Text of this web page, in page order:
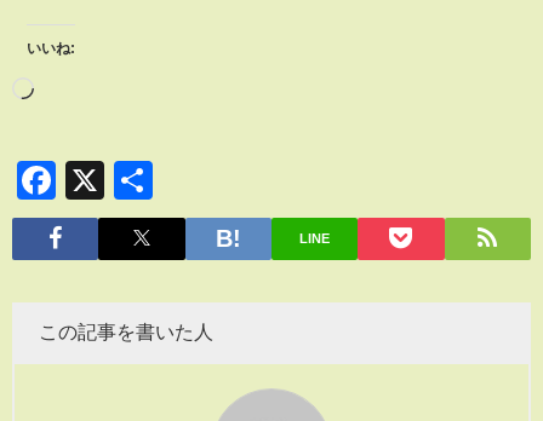
いいね:
Facebook
X
有
LINE
この記事を書いた人